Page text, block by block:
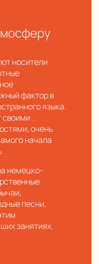
носители
фактор в
языка.
своими
очень
начала
немецко-
песни,
занятиях.